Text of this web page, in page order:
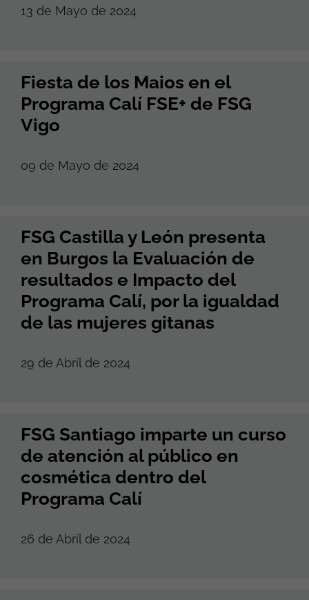
13 de Mayo de 2024
Fiesta de los Maios en el
Programa Calí FSE+ de FSG
Vigo
09 de Mayo de 2024
FSG Castilla y León presenta
en Burgos la Evaluación de
resultados e Impacto del
Programa Calí, por la igualdad
de las mujeres gitanas
29 de Abril de 2024
FSG Santiago imparte un curso
de atención al público en
cosmética dentro del
Programa Calí
26 de Abril de 2024